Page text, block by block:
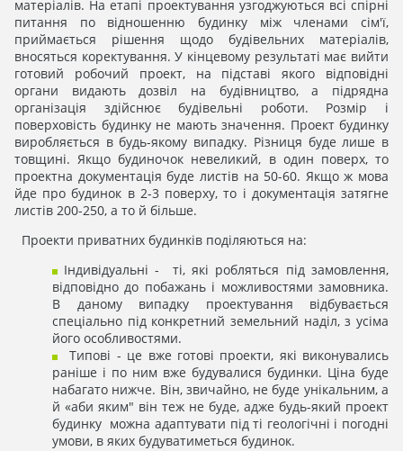
матеріалів. На етапі проектування узгоджуються всі спірні
питання по відношенню будинку між членами сім'ї,
приймається рішення щодо будівельних матеріалів,
вносяться коректування. У кінцевому результаті має вийти
готовий робочий проект, на підставі якого відповідні
органи видають дозвіл на будівництво, а підрядна
організація здійснює будівельні роботи. Розмір і
поверховість будинку не мають значення. Проект будинку
виробляється в будь-якому випадку. Різниця буде лише в
товщині. Якщо будиночок невеликий, в один поверх, то
проектна документація буде листів на 50-60. Якщо ж мова
йде про будинок в 2-3 поверху, то і документація затягне
листів 200-250, а то й більше.
Проекти приватних будинків поділяються на:
Індивідуальні - ті, які робляться під замовлення,
відповідно до побажань і можливостями замовника.
В даному випадку проектування відбувається
спеціально під конкретний земельний наділ, з усіма
його особливостями.
Типові - це вже готові проекти, які виконувались
раніше і по ним вже будувалися будинки. Ціна буде
набагато нижче. Він, звичайно, не буде унікальним, а
й «аби яким" він теж не буде, адже будь-який проект
будинку можна адаптувати під ті геологічні і погодні
умови, в яких будуватиметься будинок.